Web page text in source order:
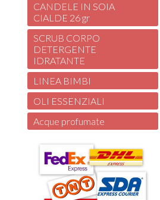
CANDELE IN SOIA
CIALDE 26 gr
SCRUB CORPO
DETERGENTE
IDRATANTE
LINEA BIMBI
OLI ESSENZIALI
Acque profumate